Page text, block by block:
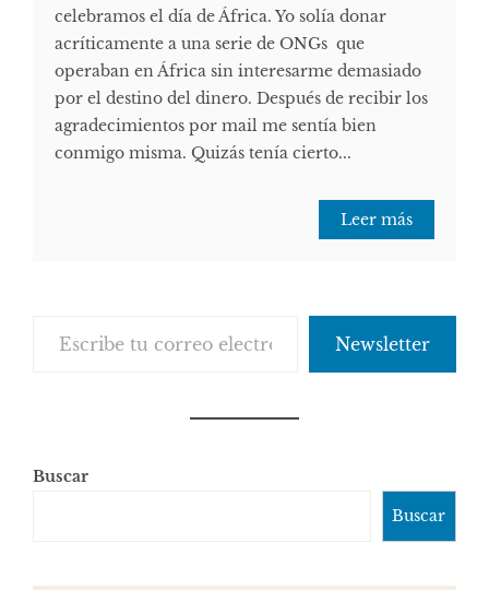
celebramos el día de África. Yo solía ​​donar
acríticamente a una serie de ONGs que
operaban en África sin interesarme demasiado
por el destino del dinero. Después de recibir los
agradecimientos por mail me sentía bien
conmigo misma. Quizás tenía cierto...
Leer más
Newsletter
Buscar
Buscar